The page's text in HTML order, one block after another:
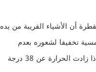
أن الأشياء القريبة من يده
تخفيفا لشعوره بعدم
الارتياح، كما قد تحدث هذه القطرات احمرارا في العين وارتفاعا بسيطا في درجة الحرارة أما إذا زادت الحرارة عن 38 درجة